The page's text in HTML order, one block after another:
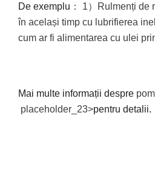
De exemplu ： 1）Rulmenți de
în același timp cu lubrifierea
cum ar fi alimentarea cu ulei
Mai multe informații despre
placeholder_23>pentru detalii.